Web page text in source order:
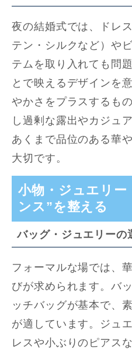
夜の結婚式では、ドレ
テン・シルクなど）や
テムを取り入れても問
とで映えるデザインを
やかさをプラスするも
し過剰な露出やカジュ
あくまで品位のある華
大切です。
小物・ジュエリー
ンス”を整える
バッグ・ジュエリーの
フォーマルな場では、
びが求められます。バ
ッチバッグが基本で、
が適しています。ジュ
レスや小ぶりのピアス